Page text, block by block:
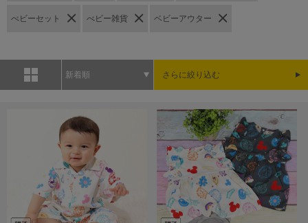
べビーセット べビー雑貨 ベビーアウター
新着順 さらに絞り込む